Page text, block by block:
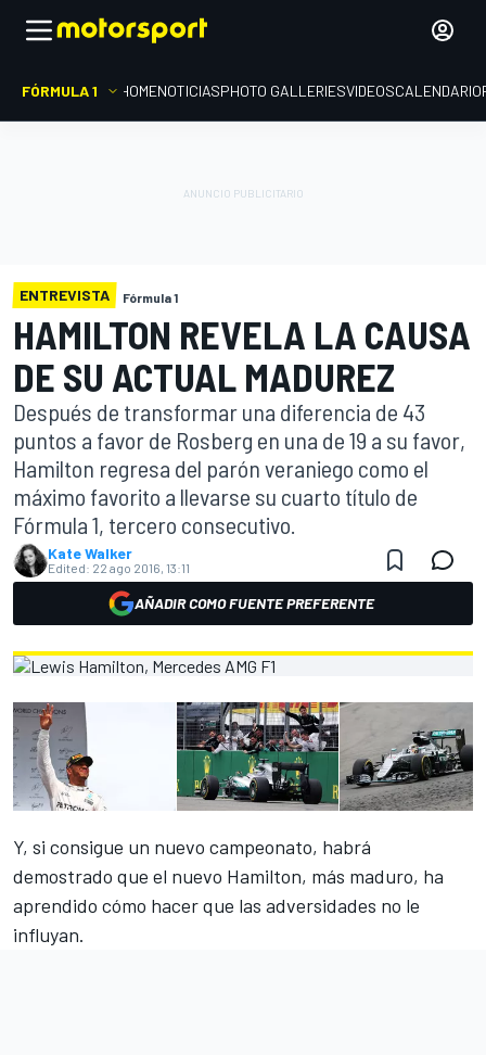
FÓRMULA 1 HOMENOTICIASPHOTO GALLERIESVIDEOSCALENDARIO
ENTREVISTA Fórmula 1
HAMILTON REVELA LA CAUSA
DE SU ACTUAL MADUREZ
Después de transformar una diferencia de 43
puntos a favor de Rosberg en una de 19 a su favor,
Hamilton regresa del parón veraniego como el
máximo favorito a llevarse su cuarto título de
Fórmula 1, tercero consecutivo.
Kate Walker
Edited: 22 ago 2016, 13:11
AÑADIR COMO FUENTE PREFERENTE
Y, si consigue un nuevo campeonato, habrá
demostrado que el nuevo Hamilton, más maduro, ha
aprendido cómo hacer que las adversidades no le
influyan.